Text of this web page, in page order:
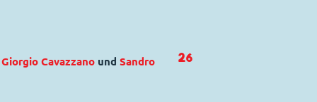
Giorgio Cavazzanound Sandro
26